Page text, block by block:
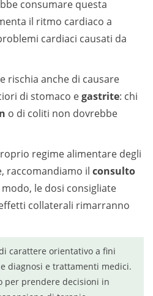
consumare questa
il ritmo cardiaco a
cardiaci causati da
rischia anche di causare
di stomaco egastrite: chi
o di coliti non dovrebbe
regime alimentare degli
raccomandiamo il consulto
le dosi consigliate
collaterali rimarranno
carattere orientativo a fini
diagnosi e trattamenti medici.
per prendere decisioni in